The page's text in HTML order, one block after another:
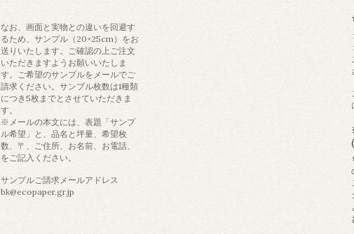
なお、画面と実物との違いを回避す
るため、サンプル（20×25cm）をお
送りいたします。ご確認の上ご注文
いただきますようお願いいたしま
す。ご希望のサンプルをメールでご
請求ください。サンプル枚数は1種類
につき5枚までとさせていただきま
す。
※メールの本文には、表題「サンプ
ル希望」と、品名と坪量、希望枚
数、〒、ご住所、お名前、お電話、
をご記入ください。
サンプルご請求メールアドレス
bk@ecopaper.gr.jp